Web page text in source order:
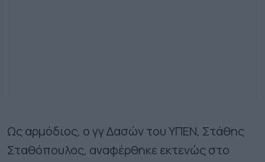
Ως αρμόδιος, ο γγ Δασών του ΥΠΕΝ, Στάθης
Σταθόπουλος, αναφέρθηκε εκτενώς στο